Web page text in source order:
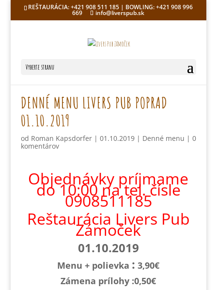
REŠTAURÁCIA: +421 908 511 185 | BOWLING: +421 908 996
669 info@liverspub.sk
Vyberte stranu
DENNÉ MENU LIVERS PUB POPRAD
01.10.2019
od Roman Kapsdorfer| 01.10.2019| Denné menu | 0
komentárov
Objednávky príjmame
do 10:00 na tel. čísle
0908511185
Reštaurácia Livers Pub
Zámoček
01.10.2019
Menu + polievka : 3,90€
Zámena prílohy :0,50€